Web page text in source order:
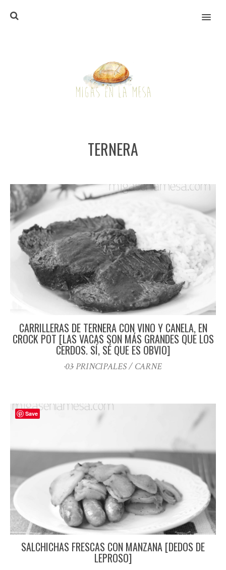
MENU
TERNERA
CARRILLERAS DE TERNERA CON VINO Y CANELA, EN
CROCK POT [LAS VACAS SON MÁS GRANDES QUE LOS
CERDOS. SÍ, SÉ QUE ES OBVIO]
·03· PRINCIPALES / CARNE
SALCHICHAS FRESCAS CON MANZANA [DEDOS DE
LEPROSO]
Save